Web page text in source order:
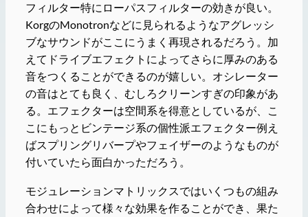
フィルター特にローパスフィルターの効きが良い。
KorgのMonotronなどに見られるようなアグレッシ
ブなサウンドがここにうまく再現されるだろう。加
えてドライブエフェクトによってさらに厚みのある
音をつくることができるのが嬉しい。オシレーター
の音はとても良く、むしろクリーンすぎの印象があ
る。エフェクターは空間系を得意としているが、こ
こにもっとビンテージ系の個性派エフェクター例え
ばスプリングリバープやフェイザーのようなものが
付いていたら面白かっただろう。
モジュレーションマトリックスではいくつもの組み
合わせによって様々な効果を作ることができ、果た